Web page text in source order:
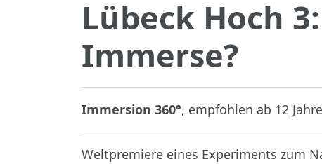
Lübeck Hoch
Immerse?
Immersion 360°, empfohlen ab 12
Weltpremiere eines Experiments zum